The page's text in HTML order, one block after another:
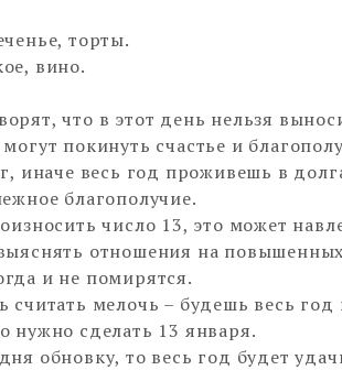
торты.
вино.
что в этот день нельзя
покинуть счастье и
иначе весь год проживешь в
благополучие.
число 13, это может
отношения на
и не помирятся.
мелочь – будешь весь год
нужно сделать 13 января.
обновку, то весь год будет